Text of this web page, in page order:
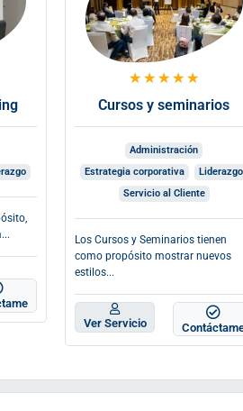
★ ★ ★ ★ ★
Cursos y seminarios
Administración
Estrategia corporativa
Liderazgo
Servicio al Cliente
Los Cursos y Seminarios tienen
como propósito mostrar nuevos
estilos...
Ver Servicio